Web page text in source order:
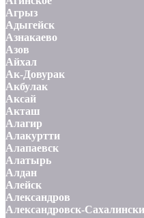
Агрыз
Адыгейск
Азнакаево
Азов
Айхал
Ак-Довурак
Акбулак
Аксай
Акташ
Алагир
Алакуртти
Алапаевск
Алатырь
Алдан
Алейск
Александров
Александровск-